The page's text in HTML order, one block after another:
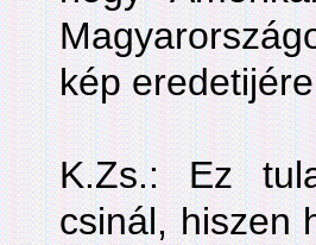
kép
K.Zs.: Ez
csinál, hiszen